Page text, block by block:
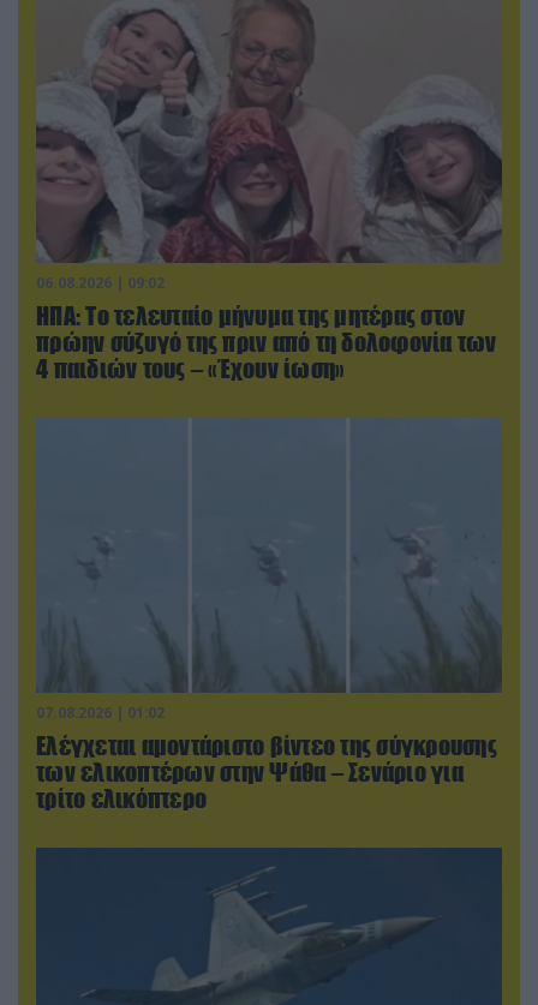
06.08.2026 | 09:02
ΗΠΑ: Το τελευταίο μήνυμα της μητέρας στον
πρώην σύζυγό της πριν από τη δολοφονία των
4 παιδιών τους – «Έχουν ίωση»
07.08.2026 | 01:02
Ελέγχεται αμοντάριστο βίντεο της σύγκρουσης
των ελικοπτέρων στην Ψάθα – Σενάριο για
τρίτο ελικόπτερο